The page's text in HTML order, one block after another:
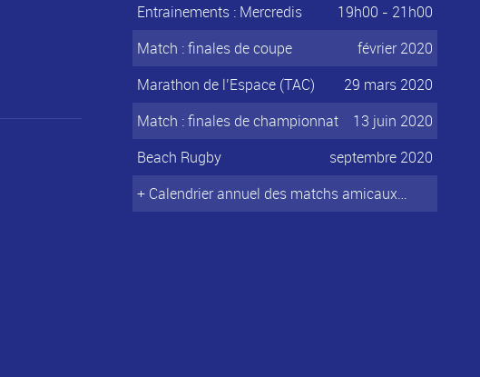
Entrainements : Mercredis
19h00 - 21h00
Match : finales de coupe
février 2020
Marathon de l’Espace (TAC)
29 mars 2020
Match : finales de championnat
13 juin 2020
Beach Rugby
septembre 2020
+ Calendrier annuel des matchs amicaux…